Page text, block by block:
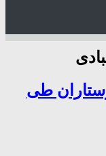
طی